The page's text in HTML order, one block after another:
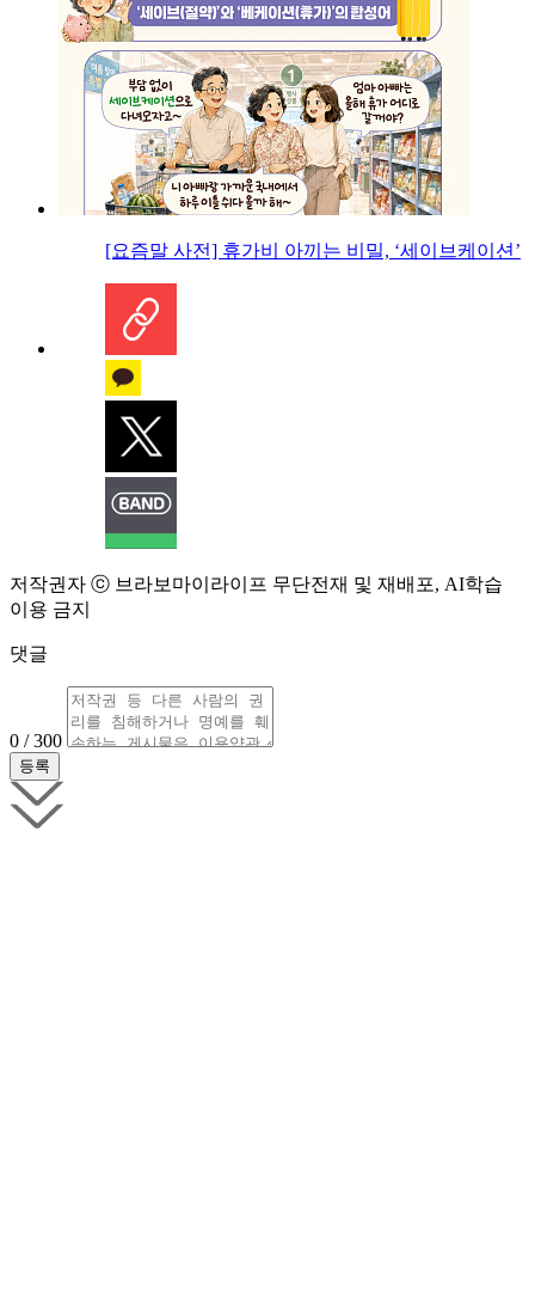
[요즘말 사전] 휴가비 아끼는 비밀, ‘세이브케이션’
저작권자 ⓒ 브라보마이라이프 무단전재 및 재배포, AI학습
이용 금지
댓글
0 / 300